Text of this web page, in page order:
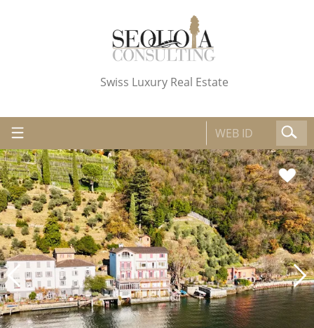
Swiss Luxury Real Estate